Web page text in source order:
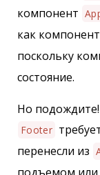
компонент
как компонент
поскольку
состояние.
Но
Footer
перенесли из